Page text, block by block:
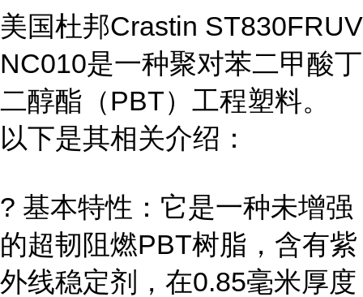
美国杜邦Crastin ST830FRUV
NC010是一种聚对苯二甲酸丁
二醇酯（PBT）工程塑料。
以下是其相关介绍：
? 基本特性：它是一种未增强
的超韧阻燃PBT树脂，含有紫
外线稳定剂，在0.85毫米厚度